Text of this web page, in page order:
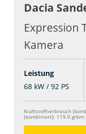
Dacia
Expression
Kamera
Leistung
68 kW / 92 PS
Kraftstoffverbrauch
(kombiniert): 119.0 g/km;